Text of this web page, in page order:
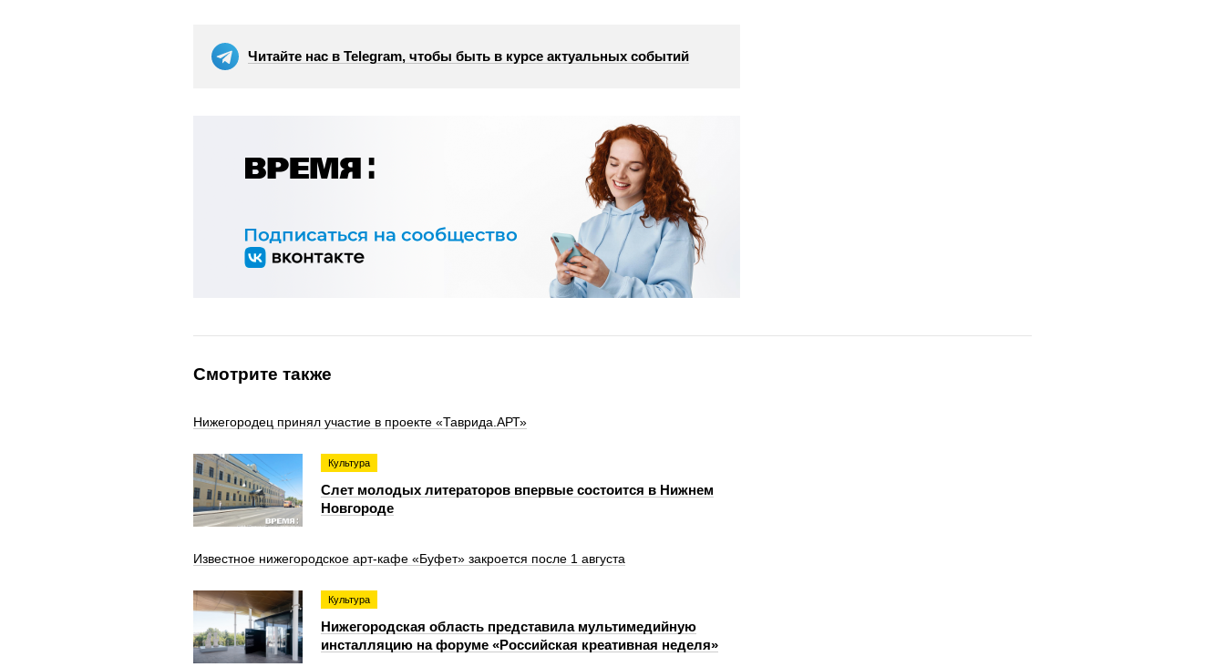
Читайте нас в Telegram, чтобы быть в курсе актуальных событий
Смотрите также
Нижегородец принял участие в проекте «Таврида.АРТ»
Культура
Слет молодых литераторов впервые состоится в Нижнем
Новгороде
Известное нижегородское арт-кафе «Буфет» закроется после 1 августа
Культура
Нижегородская область представила мультимедийную
инсталляцию на форуме «Российская креативная неделя»